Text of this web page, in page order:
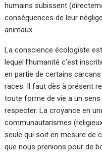
humains subissent
conséquences de leur
animaux.
La conscience écologiste
lequel l’humanité c’est
en partie de certains
races. Il faut dès à présent
toute forme de vie a un sens
respecter. La croyance en
communautarismes
seule qui soit en mesure de
que nous prenions pour de